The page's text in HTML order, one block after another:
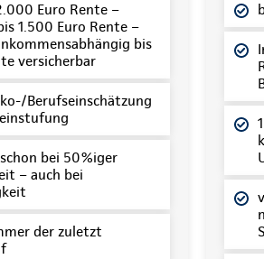
Euro Rente –
1.500 Euro Rente –
bis
versicherbar
Berufseinschätzung
bei 50%iger
– auch bei
der zuletzt